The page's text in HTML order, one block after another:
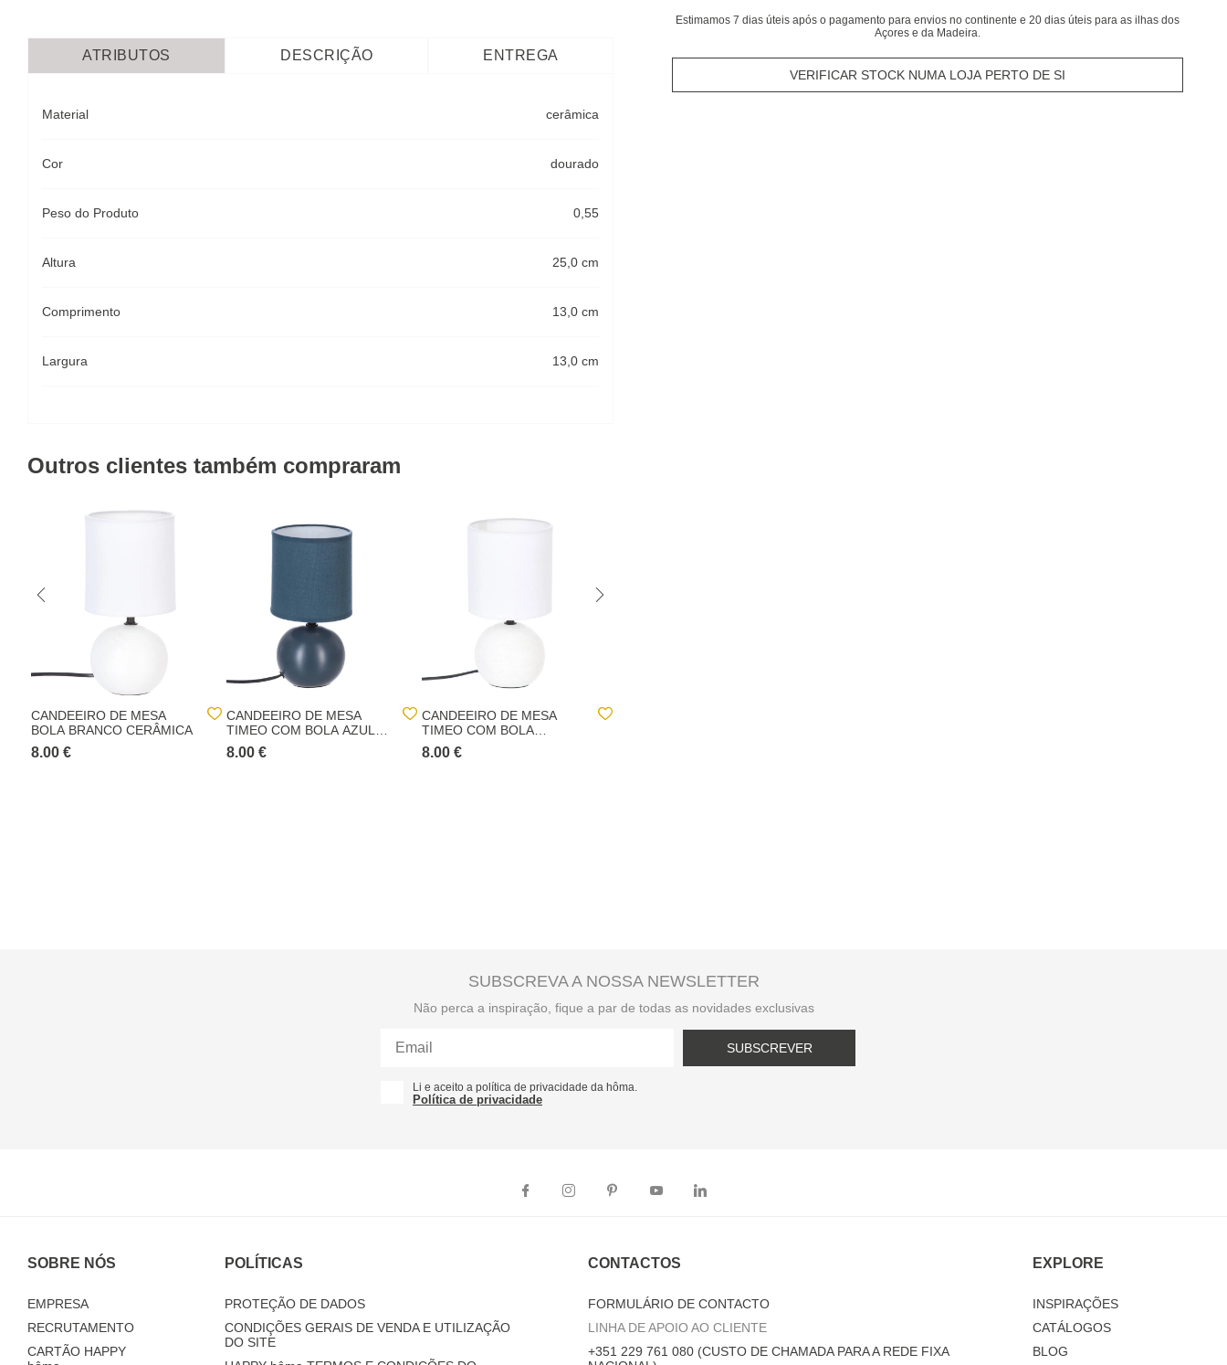
Estimamos 7 dias úteis após o pagamento para envios no continente e 20 dias úteis para as ilhas dos
Açores e da Madeira.
VERIFICAR STOCK NUMA LOJA PERTO DE SI
ATRIBUTOS DESCRIÇÃO ENTREGA
Material cerâmica
Cor dourado
Peso do Produto 0,55
Altura 25,0 cm
Comprimento 13,0 cm
Largura 13,0 cm
Outros clientes também compraram
CANDEEIRO DE MESA
BOLA BRANCO CERÂMICA
8.00 €
CANDEEIRO DE MESA
TIMEO COM BOLA AZUL
EM CERÂMICA
8.00 €
CANDEEIRO DE MESA
TIMEO COM BOLA
BRANCA EM CERÂMICA
8.00 €
SUBSCREVA A NOSSA NEWSLETTER
Não perca a inspiração, fique a par de todas as novidades exclusivas
SUBSCREVER
Li e aceito a política de privacidade da hôma.
Política de privacidade
SOBRE NÓS
EMPRESA
RECRUTAMENTO
CARTÃO HAPPY
POLÍTICAS
PROTEÇÃO DE DADOS
CONDIÇÕES GERAIS DE VENDA E UTILIZAÇÃO
DO SITE
CONTACTOS
FORMULÁRIO DE CONTACTO
LINHA DE APOIO AO CLIENTE
+351 229 761 080 (CUSTO DE CHAMADA PARA A REDE FIXA
EXPLORE
INSPIRAÇÕES
CATÁLOGOS
BLOG